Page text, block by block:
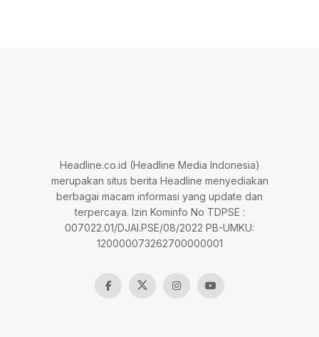
Headline.co.id (Headline Media Indonesia)
merupakan situs berita Headline menyediakan
berbagai macam informasi yang update dan
terpercaya. Izin Kominfo No TDPSE :
007022.01/DJAI.PSE/08/2022 PB-UMKU:
120000073262700000001